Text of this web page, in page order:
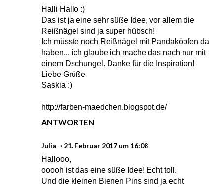
Halli Hallo :)
Das ist ja eine sehr süße Idee, vor allem die
Reißnägel sind ja super hübsch!
Ich müsste noch Reißnägel mit Pandaköpfen da
haben... ich glaube ich mache das nach nur mit
einem Dschungel. Danke für die Inspiration!
Liebe Grüße
Saskia :)
http://farben-maedchen.blogspot.de/
ANTWORTEN
Julia
21. Februar 2017 um 16:08
Hallooo,
ooooh ist das eine süße Idee! Echt toll.
Und die kleinen Bienen Pins sind ja echt